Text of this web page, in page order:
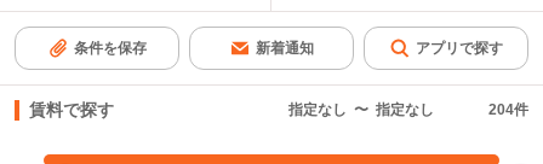
条件を保存 新着通知 アプリで探す
賃料で探す 指定なし 〜 指定なし 204件